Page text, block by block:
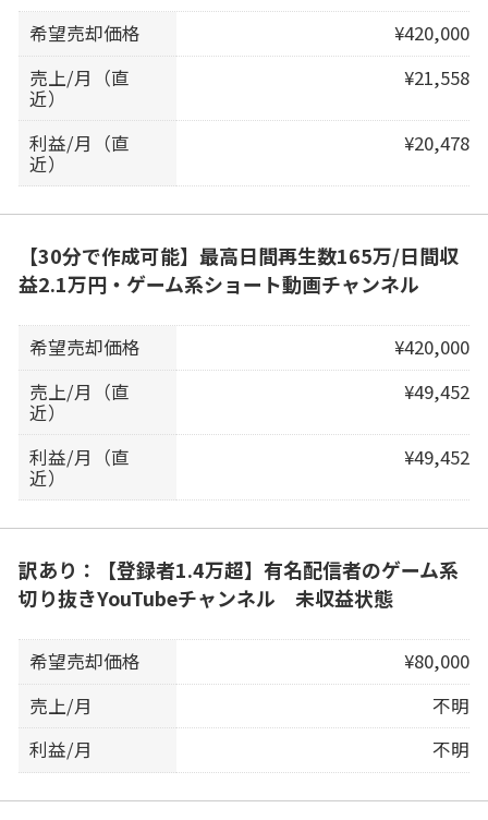
希望売却価格
¥420,000
売上/月（直
近）
¥21,558
利益/月（直
近）
¥20,478
【30分で作成可能】最高日間再生数165万/日間収
益2.1万円・ゲーム系ショート動画チャンネル
希望売却価格
¥420,000
売上/月（直
近）
¥49,452
利益/月（直
近）
¥49,452
訳あり：【登録者1.4万超】有名配信者のゲーム系
切り抜きYouTubeチャンネル 未収益状態
希望売却価格
¥80,000
売上/月
不明
利益/月
不明